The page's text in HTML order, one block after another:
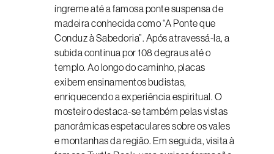
íngreme até a famosa ponte suspensa de
madeira conhecida como “A Ponte que
Conduz à Sabedoria”. Após atravessá-la, a
subida continua por 108 degraus até o
templo. Ao longo do caminho, placas
exibem ensinamentos budistas,
enriquecendo a experiência espiritual. O
mosteiro destaca-se também pelas vistas
panorâmicas espetaculares sobre os vales
e montanhas da região. Em seguida, visita à